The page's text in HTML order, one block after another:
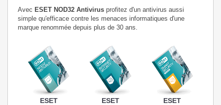
Avec ESET NOD32 Antivirus profitez d'un antivirus aussi
simple qu'efficace contre les menaces informatiques d'une
marque renommée depuis plus de 30 ans.
ESET
ESET
ESET